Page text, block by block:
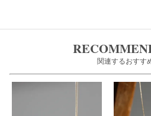
関連するおすす